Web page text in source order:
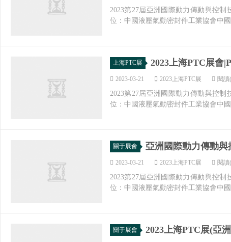
2023第27屆亞洲國際動力傳動與控制
位：中國液壓氣動密封件工業協會中
上海PTC展 2023上海PTC展會
2023-03-21 2023上海PTC展 閱讀
2023第27屆亞洲國際動力傳動與控制
位：中國液壓氣動密封件工業協會中
關于展會 亞洲國際動力傳動
2023-03-21 2023上海PTC展 閱讀
2023第27屆亞洲國際動力傳動與控制
位：中國液壓氣動密封件工業協會中
關于展會 2023上海PTC展(亞